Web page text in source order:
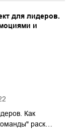
для лидеров.
и
Как
раск…